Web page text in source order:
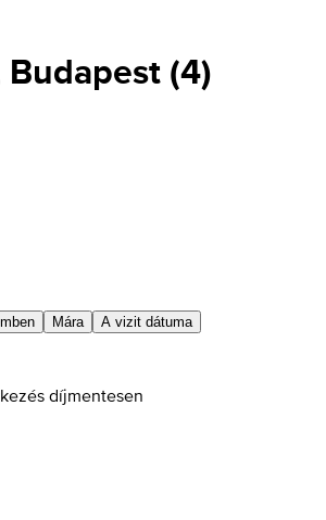
Budapest(4)
Mára
A vizit dátuma
díjmentesen